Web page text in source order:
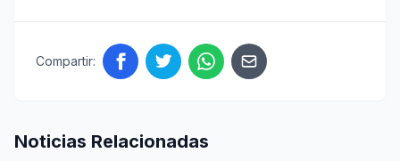
Compartir:
Noticias Relacionadas